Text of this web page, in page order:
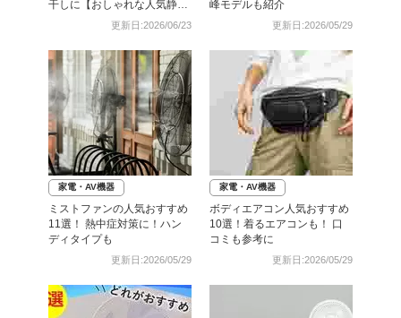
干しに【おしゃれな人気静音
更新日:2026/06/23
峰モデルも紹介
更新日:2026/05/29
家電・AV機器
ミストファンの人気おすすめ
11選！ 熱中症対策に！ハン
ディタイプも
更新日:2026/05/29
家電・AV機器
ボディエアコン人気おすすめ
10選！着るエアコンも！ 口
コミも参考に
更新日:2026/05/29